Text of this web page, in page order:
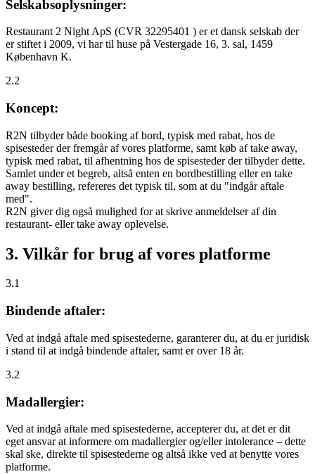
Selskabsoplysninger:
Restaurant 2 Night ApS (CVR 32295401 ) er et dansk selskab der
er stiftet i 2009, vi har til huse på Vestergade 16, 3. sal, 1459
København K.
2.2
Koncept:
R2N tilbyder både booking af bord, typisk med rabat, hos de
spisesteder der fremgår af vores platforme, samt køb af take away,
typisk med rabat, til afhentning hos de spisesteder der tilbyder dette.
Samlet under et begreb, altså enten en bordbestilling eller en take
away bestilling, refereres det typisk til, som at du "indgår aftale
med".
R2N giver dig også mulighed for at skrive anmeldelser af din
restaurant- eller take away oplevelse.
3. Vilkår for brug af vores platforme
3.1
Bindende aftaler:
Ved at indgå aftale med spisestederne, garanterer du, at du er juridisk
i stand til at indgå bindende aftaler, samt er over 18 år.
3.2
Madallergier:
Ved at indgå aftale med spisestederne, accepterer du, at det er dit
eget ansvar at informere om madallergier og/eller intolerance – dette
skal ske, direkte til spisestederne og altså ikke ved at benytte vores
platforme.